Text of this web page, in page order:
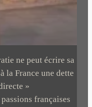
ne peut écrire sa
la France une dette
»
françaises